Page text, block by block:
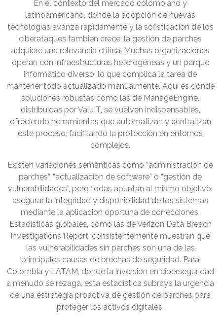
En el contexto del mercado colombiano y
latinoamericano, donde la adopción de nuevas
tecnologías avanza rápidamente y la sofisticación de los
ciberataques también crece, la gestión de parches
adquiere una relevancia crítica. Muchas organizaciones
operan con infraestructuras heterogéneas y un parque
informático diverso, lo que complica la tarea de
mantener todo actualizado manualmente. Aquí es donde
soluciones robustas como las de ManageEngine,
distribuidas por ValuIT, se vuelven indispensables,
ofreciendo herramientas que automatizan y centralizan
este proceso, facilitando la protección en entornos
complejos.
Existen variaciones semánticas como “administración de
parches”, “actualización de software” o “gestión de
vulnerabilidades”, pero todas apuntan al mismo objetivo:
asegurar la integridad y disponibilidad de los sistemas
mediante la aplicación oportuna de correcciones.
Estadísticas globales, como las de Verizon Data Breach
Investigations Report, consistentemente muestran que
las vulnerabilidades sin parches son una de las
principales causas de brechas de seguridad. Para
Colombia y LATAM, donde la inversión en ciberseguridad
a menudo se rezaga, esta estadística subraya la urgencia
de una estrategia proactiva de gestión de parches para
proteger los activos digitales.